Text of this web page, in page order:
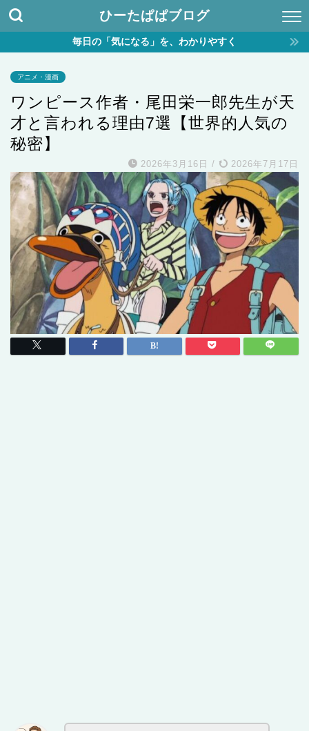
ひーたぱぱブログ
毎日の「気になる」を、わかりやすく
アニメ・漫画
ワンピース作者・尾田栄一郎先生が天
才と言われる理由7選【世界的人気の
秘密】
2026年3月16日 / 2026年7月17日